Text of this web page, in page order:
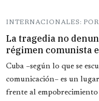
INTERNACIONALES:
La tragedia no
régimen comunista
Cuba –según lo que se
comunicación– es un
frente al